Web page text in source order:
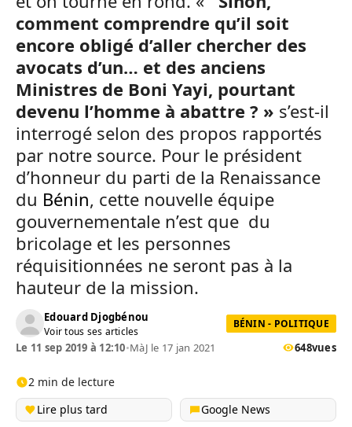
comment comprendre qu’il soit
encore obligé d’aller chercher des
avocats d’un… et des anciens
Ministres de Boni Yayi, pourtant
devenu l’homme à abattre ? » s’est-il
interrogé selon des propos rapportés
par notre source. Pour le président
d’honneur du parti de la Renaissance
du Bénin, cette nouvelle équipe
gouvernementale n’est que du
bricolage et les personnes
réquisitionnées ne seront pas à la
hauteur de la mission.
Edouard Djogbénou
Voir tous ses articles
BÉNIN - POLITIQUE
Le 11 sep 2019 à 12:10•MàJ le 17 jan 2021 648vues
2 min de lecture
Lire plus tard
Google News